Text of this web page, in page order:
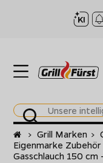
Startseite
> Grill Marken >
Eigenmarke Zubehör
Gasschlauch 150 cm